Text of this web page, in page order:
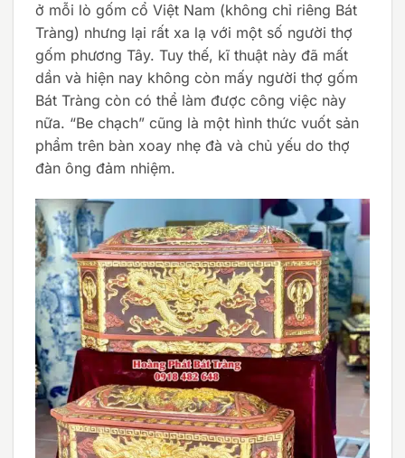
ở mỗi lò gốm cổ Việt Nam (không chỉ riêng Bát
Tràng) nhưng lại rất xa lạ với một số người thợ
gốm phương Tây. Tuy thế, kĩ thuật này đã mất
dần và hiện nay không còn mấy người thợ gốm
Bát Tràng còn có thể làm được công việc này
nữa. “Be chạch” cũng là một hình thức vuốt sản
phẩm trên bàn xoay nhẹ đà và chủ yếu do thợ
đàn ông đảm nhiệm.